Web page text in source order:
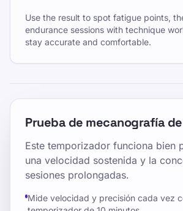
Use the result to spot fatigue points,
endurance sessions with technique
stay accurate and comfortable.
Prueba de mecanografía
Este temporizador funciona bien
una velocidad sostenida y la
sesiones prolongadas.
Mide velocidad y precisión cada vez